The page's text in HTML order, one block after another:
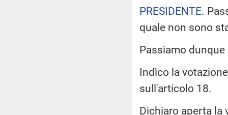
PRESIDENTE.
quale non sono
Passiamo dunque
Indìco la
sull'articolo 18.
Dichiaro aperta la